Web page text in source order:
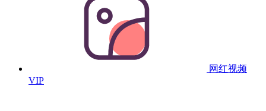
网红视频
VIP